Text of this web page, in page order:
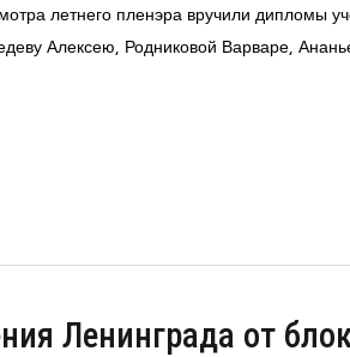
летнего пленэра вручили дипломы
Алексею, Родниковой Варваре,
Ленинграда от